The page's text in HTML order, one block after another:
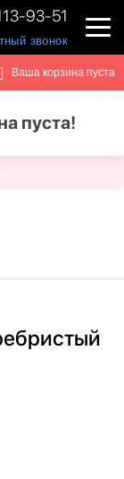
93-51
звонок
Ваша корзина пуста
пуста!
доступен